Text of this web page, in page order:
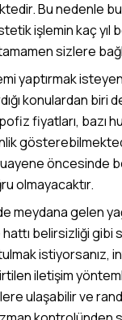
Bu nedenle bu
işlemin kaç yıl
sizlere
yaptırmak
konulardan biri
lipofiz fiyatları, bazı
öncesinde
olmayacaktır.
meydana gelen
belirsizliği gibi
istiyorsanız,
iletişim
ulaşabilir ve